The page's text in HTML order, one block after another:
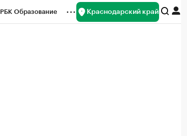
РБК Образование Краснодарский край